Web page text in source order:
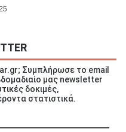
Συμπλήρωσε το email
μας newsletter
δοκιμές,
στατιστικά.